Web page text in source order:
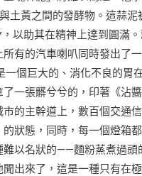
土黃之間的發酵物。這蒜
以助其在精神上達到圓滿
有的汽車喇叭同時發出了
個巨大的、消化不良的胃
一張髒兮兮的，印著《沾
的主幹道上，數百個交通
狀態，同時，每一個燈箱
以名狀的——麵粉蒸煮過頭
出來了，這是一種只有在